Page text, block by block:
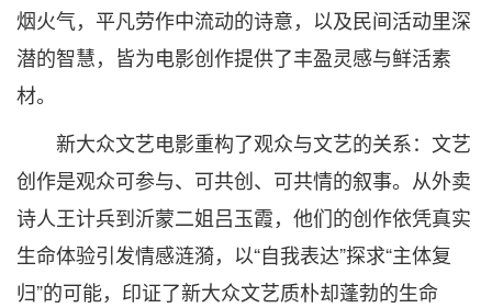
烟火气，平凡劳作中流动的诗意，以及民间活动里深
潜的智慧，皆为电影创作提供了丰盈灵感与鲜活素
材。
新大众文艺电影重构了观众与文艺的关系：文艺
创作是观众可参与、可共创、可共情的叙事。从外卖
诗人王计兵到沂蒙二姐吕玉霞，他们的创作依凭真实
生命体验引发情感涟漪，以“自我表达”探求“主体复
归”的可能，印证了新大众文艺质朴却蓬勃的生命